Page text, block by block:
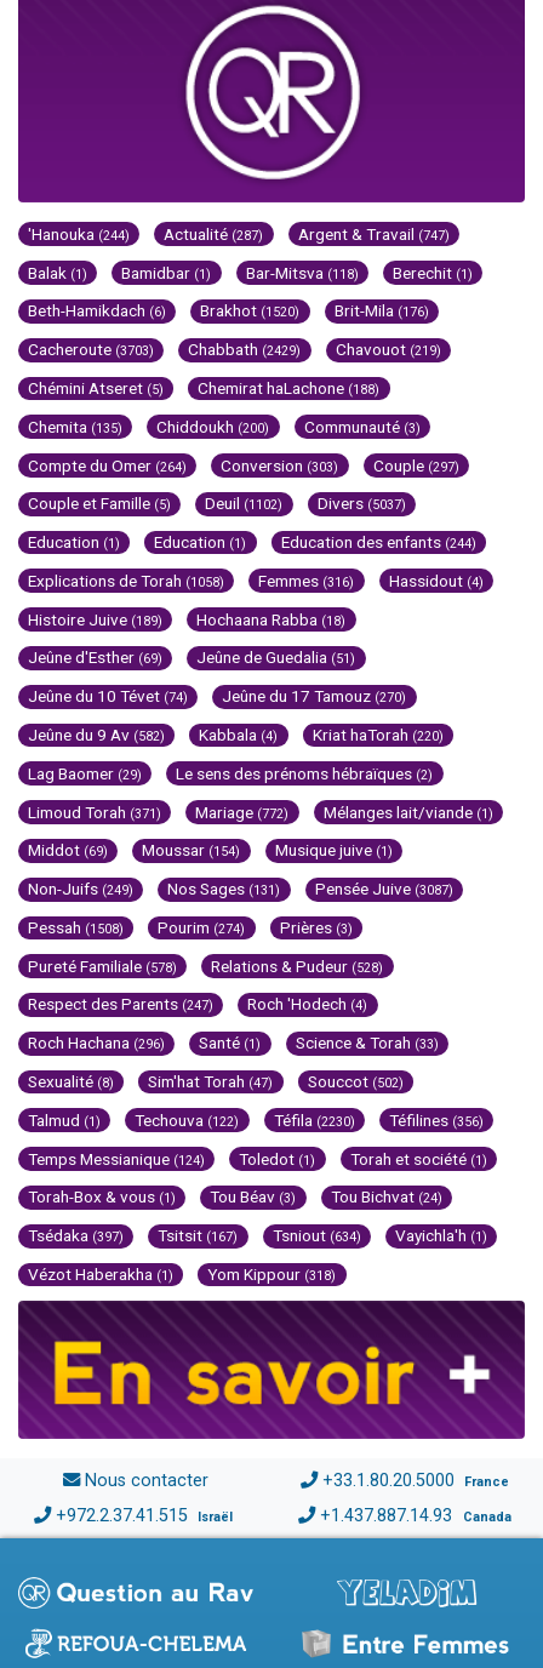
'Hanouka (244) Actualité (287) Argent & Travail (747)
Balak (1) Bamidbar (1) Bar-Mitsva (118) Berechit (1)
Beth-Hamikdach (6) Brakhot (1520) Brit-Mila (176)
Cacheroute (3703) Chabbath (2429) Chavouot (219)
Chémini Atseret (5) Chemirat haLachone (188)
Chemita (135) Chiddoukh (200) Communauté (3)
Compte du Omer (264) Conversion (303) Couple (297)
Couple et Famille (5) Deuil (1102) Divers (5037)
Education (1) Education (1) Education des enfants (244)
Explications de Torah (1058) Femmes (316) Hassidout (4)
Histoire Juive (189) Hochaana Rabba (18)
Jeûne d'Esther (69) Jeûne de Guedalia (51)
Jeûne du 10 Tévet (74) Jeûne du 17 Tamouz (270)
Jeûne du 9 Av (582) Kabbala (4) Kriat haTorah (220)
Lag Baomer (29) Le sens des prénoms hébraïques (2)
Limoud Torah (371) Mariage (772) Mélanges lait/viande (1)
Middot (69) Moussar (154) Musique juive (1)
Non-Juifs (249) Nos Sages (131) Pensée Juive (3087)
Pessah (1508) Pourim (274) Prières (3)
Pureté Familiale (578) Relations & Pudeur (528)
Respect des Parents (247) Roch 'Hodech (4)
Roch Hachana (296) Santé (1) Science & Torah (33)
Sexualité (8) Sim'hat Torah (47) Souccot (502)
Talmud (1) Techouva (122) Téfila (2230) Téfilines (356)
Temps Messianique (124) Toledot (1) Torah et société (1)
Torah-Box & vous (1) Tou Béav (3) Tou Bichvat (24)
Tsédaka (397) Tsitsit (167) Tsniout (634) Vayichla'h (1)
Vézot Haberakha (1) Yom Kippour (318)
Nous contacter +33.1.80.20.5000 France
+972.2.37.41.515 Israël +1.437.887.14.93 Canada